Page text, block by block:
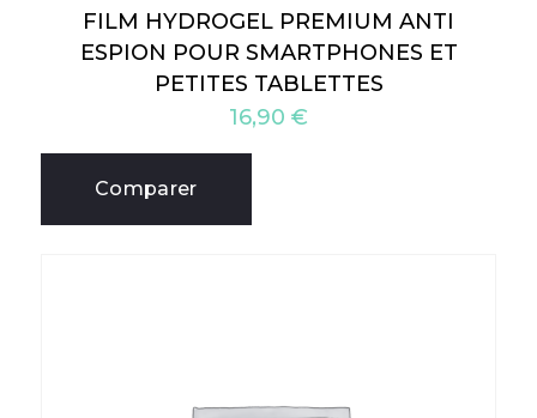
FILM HYDROGEL PREMIUM ANTI
ESPION POUR SMARTPHONES ET
PETITES TABLETTES
16,90 €
Comparer